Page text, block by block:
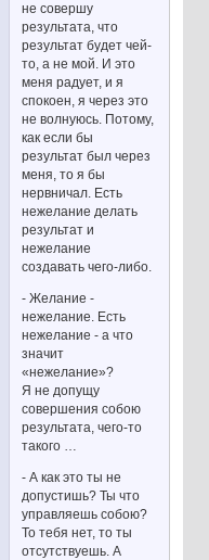
не совершу
результата, что
результат будет чей-
то, а не мой. И это
меня радует, и я
спокоен, я через это
не волнуюсь. Потому,
как если бы
результат был через
меня, то я бы
нервничал. Есть
нежелание делать
результат и
нежелание
создавать чего-либо.
- Желание -
нежелание. Есть
нежелание - а что
значит
«нежелание»?
Я не допущу
совершения собою
результата, чего-то
такого …
- А как это ты не
допустишь? Ты что
управляешь собою?
То тебя нет, то ты
отсутствуешь. А